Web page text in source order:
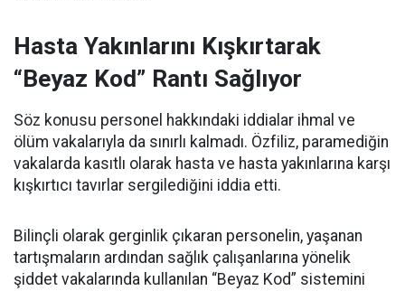
Hasta Yakınlarını Kışkırtarak
“Beyaz Kod” Rantı Sağlıyor
Söz konusu personel hakkındaki iddialar ihmal ve
ölüm vakalarıyla da sınırlı kalmadı. Özfiliz, paramediğin
vakalarda kasıtlı olarak hasta ve hasta yakınlarına karşı
kışkırtıcı tavırlar sergilediğini iddia etti.
Bilinçli olarak gerginlik çıkaran personelin, yaşanan
tartışmaların ardından sağlık çalışanlarına yönelik
şiddet vakalarında kullanılan “Beyaz Kod” sistemini